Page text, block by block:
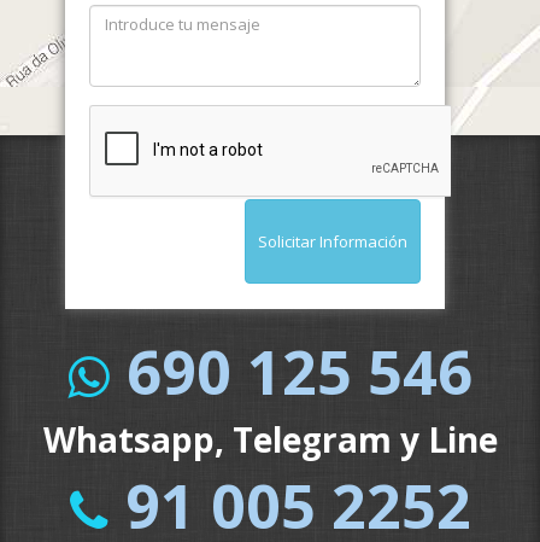
Solicitar Información
690 125 546
Whatsapp, Telegram y Line
91 005 2252